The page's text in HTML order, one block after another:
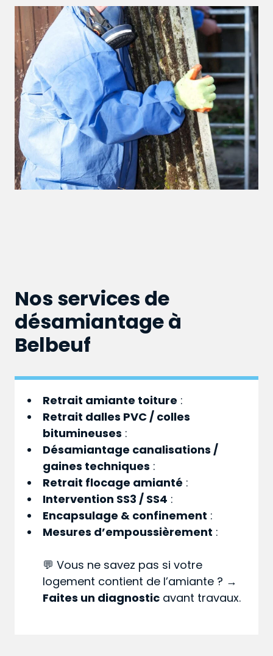
Nos services de
désamiantage à
Belbeuf
Retrait amiante toiture :
Retrait dalles PVC / colles
bitumineuses :
Désamiantage canalisations /
gaines techniques :
Retrait flocage amianté :
Intervention SS3 / SS4 :
Encapsulage & confinement :
Mesures d’empoussièrement :
💬 Vous ne savez pas si votre
logement contient de l’amiante ? →
Faites un diagnostic avant travaux.